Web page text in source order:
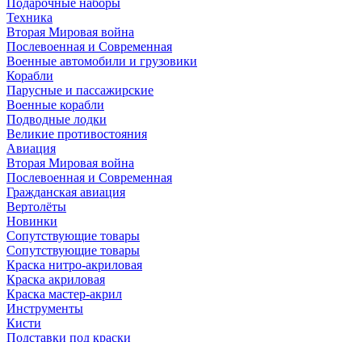
Подарочные наборы
Техника
Вторая Мировая война
Послевоенная и Современная
Военные автомобили и грузовики
Корабли
Парусные и пассажирские
Военные корабли
Подводные лодки
Великие противостояния
Авиация
Вторая Мировая война
Послевоенная и Современная
Гражданская авиация
Вертолёты
Новинки
Сопутствующие товары
Сопутствующие товары
Краска нитро-акриловая
Краска акриловая
Краска мастер-акрил
Инструменты
Кисти
Подставки под краски